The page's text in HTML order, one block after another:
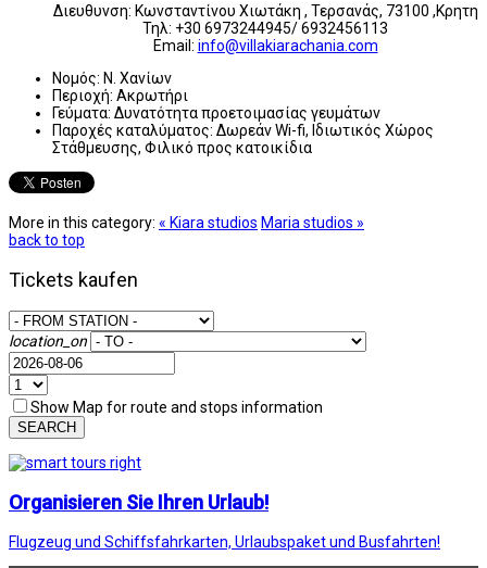
Διευθυνση: Κωνσταντίνου Χιωτάκη , Τερσανάς, 73100 ,Κρητη
Τηλ: +30 6973244945/ 6932456113
Email: info@villakiarachania.com
Νομός: Ν. Χανίων
Περιοχή: Ακρωτήρι
Γεύματα: Δυνατότητα προετοιμασίας γευμάτων
Παροχές καταλύματος: Δωρεάν Wi-fi, Ιδιωτικός Χώρος
Στάθμευσης, Φιλικό προς κατοικίδια
More in this category: « Kiara studios Maria studios »
back to top
Tickets kaufen
location_on
Show Map for route and stops information
SEARCH
Organisieren Sie Ihren Urlaub!
Flugzeug und Schiffsfahrkarten, Urlaubspaket und Busfahrten!